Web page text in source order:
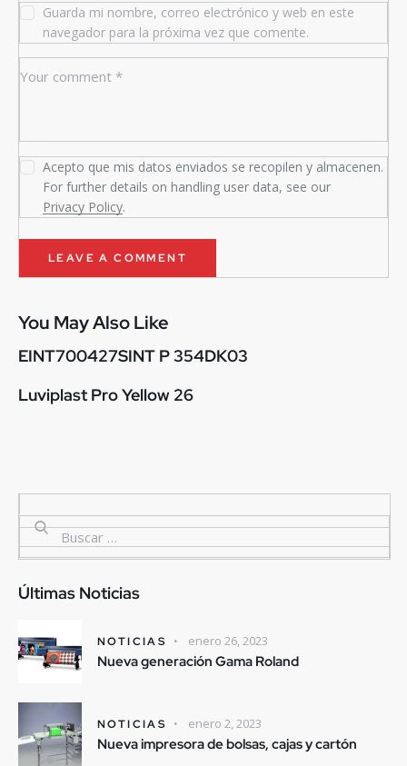
Guarda mi nombre, correo electrónico y web en este
navegador para la próxima vez que comente.
Acepto que mis datos enviados se recopilen y almacenen.
For further details on handling user data, see our
Privacy Policy.
You May Also Like
EINT700427SINT P 354DK03
Luviplast Pro Yellow 26
Últimas Noticias
NOTICIAS enero 26, 2023
Nueva generación Gama Roland
NOTICIAS enero 2, 2023
Nueva impresora de bolsas, cajas y cartón